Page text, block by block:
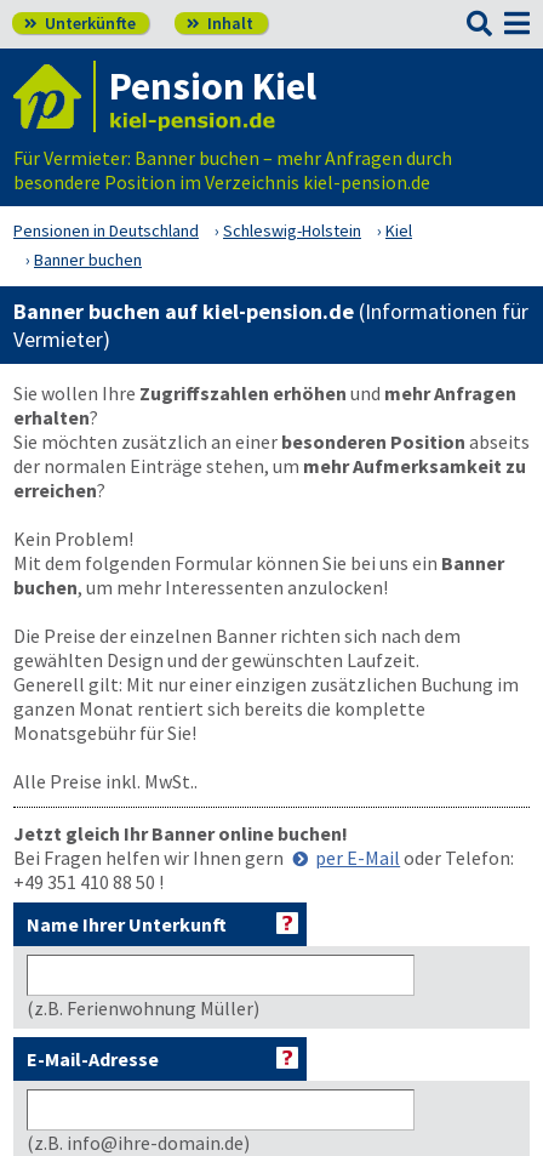
 Unterkünfte  Inhalt 
Pension Kiel
Für Vermieter: Banner buchen – mehr Anfragen durch
besondere Position im Verzeichnis kiel-pension.de
Pensionen in Deutschland Schleswig-Holstein
Kiel
Banner buchen
Banner buchen auf kiel-pension.de (Informationen für
Vermieter)
Sie wollen Ihre Zugriffszahlen erhöhen und mehr Anfragen
erhalten?
Sie möchten zusätzlich an einer besonderen Position abseits
der normalen Einträge stehen, um mehr Aufmerksamkeit zu
erreichen?
Kein Problem!
Mit dem folgenden Formular können Sie bei uns ein Banner
buchen, um mehr Interessenten anzulocken!
Die Preise der einzelnen Banner richten sich nach dem
gewählten Design und der gewünschten Laufzeit.
Generell gilt: Mit nur einer einzigen zusätzlichen Buchung im
ganzen Monat rentiert sich bereits die komplette
Monatsgebühr für Sie!
Alle Preise inkl. MwSt..
Jetzt gleich Ihr Banner online buchen!
Bei Fragen helfen wir Ihnen gern
per E-Mail oder Telefon:
+49 351 410 88 50 !
Name Ihrer Unterkunft
(z.B. Ferienwohnung Müller)
E-Mail-Adresse
(z.B. info@ihre-domain.de)